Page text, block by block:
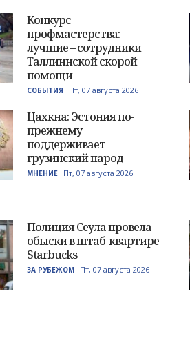
Конкурс
профмастерства:
лучшие – сотрудники
Таллиннской скорой
помощи
СОБЫТИЯ Пт, 07 августа 2026
Цахкна: Эстония по-
прежнему
поддерживает
грузинский народ
МНЕНИЕ Пт, 07 августа 2026
Полиция Сеула провела
обыски в штаб-квартире
Starbucks
ЗА РУБЕЖОМ Пт, 07 августа 2026